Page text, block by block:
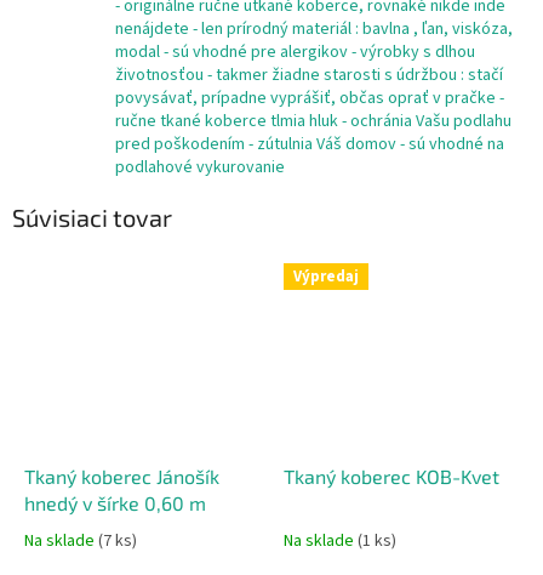
- originálne ručne utkané koberce, rovnaké nikde inde
nenájdete - len prírodný materiál : bavlna , ľan, viskóza,
modal - sú vhodné pre alergikov - výrobky s dlhou
životnosťou - takmer žiadne starosti s údržbou : stačí
povysávať, prípadne vyprášiť, občas oprať v pračke -
ručne tkané koberce tlmia hluk - ochránia Vašu podlahu
pred poškodením - zútulnia Váš domov - sú vhodné na
podlahové vykurovanie
Súvisiaci tovar
Tkaný koberec Jánošík
hnedý v šírke 0,60 m
Na sklade (7 ks)
Výpredaj
Tkaný koberec KOB-Kvet
Na sklade (1 ks)